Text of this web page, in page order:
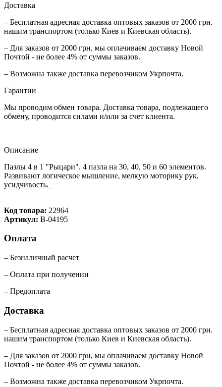
Доставка
– Бесплатная адресная доставка оптовых заказов от 2000 грн.
нашим транспортом (только Киев и Киевская область).
– Для заказов от 2000 грн, мы оплачиваем доставку Новой
Почтой - не более 4% от суммы заказов.
– Возможна также доставка перевозчиком Укрпочта.
Гарантии
Мы проводим обмен товара. Доставка товара, подлежащего
обмену, проводится силами и/или за счет клиента.
Описание
Пазлы 4 в 1 "Рыцари". 4 пазла на 30, 40, 50 и 60 элементов.
Развивают логическое мышление, мелкую моторику рук,
усидчивость._
Код товара: 22964
Артикул: В-04195
Оплата
– Безналичный расчет
– Оплата при получении
– Предоплата
Доставка
– Бесплатная адресная доставка оптовых заказов от 2000 грн.
нашим транспортом (только Киев и Киевская область).
– Для заказов от 2000 грн, мы оплачиваем доставку Новой
Почтой - не более 4% от суммы заказов.
– Возможна также доставка перевозчиком Укрпочта.